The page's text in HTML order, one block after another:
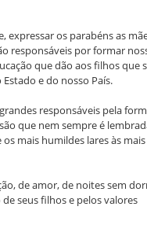
os parabéns as
responsáveis por formar
que dão aos filhos que
e do nosso País.
responsáveis pela
que nem sempre é
mais humildes lares às mais
de noites sem
seus filhos e pelos valores